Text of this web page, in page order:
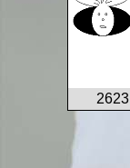
2623